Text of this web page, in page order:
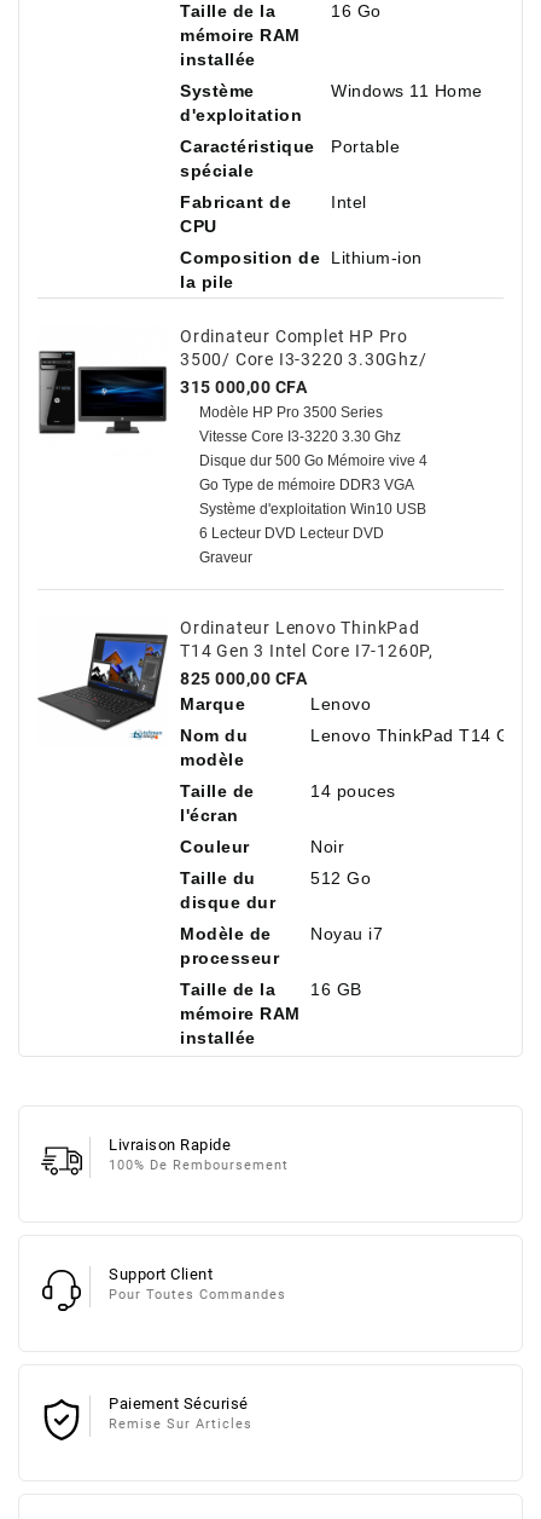
Taille de la
mémoire RAM
installée
16 Go
Système
d'exploitation
Windows 11 Home
Caractéristique
spéciale
Portable
Fabricant de
CPU
Intel
Composition de
la pile
Lithium-ion
Ordinateur Complet HP Pro
3500/ Core I3-3220 3.30Ghz/
500 Go HDD / 4 Go Avec TVA
Prix
315 000,00 CFA
Modèle HP Pro 3500 Series
Vitesse Core I3-3220 3.30 Ghz
Disque dur 500 Go Mémoire vive 4
Go Type de mémoire DDR3 VGA
Système d'exploitation Win10 USB
6 Lecteur DVD Lecteur DVD
Graveur
Ordinateur Lenovo ThinkPad
T14 Gen 3 Intel Core I7-1260P,
14" Antireflet, 16 Go De RAM,
512 Go De SSD NVMe
Prix
825 000,00 CFA
Marque
Lenovo
Nom du
modèle
Lenovo ThinkPad T14 Gen
Taille de
l'écran
14 pouces
Couleur
Noir
Taille du
disque dur
512 Go
Modèle de
processeur
Noyau i7
Taille de la
mémoire RAM
installée
16 GB
Livraison Rapide
100% De Remboursement
Support Client
Pour Toutes Commandes
Paiement Sécurisé
Remise Sur Articles